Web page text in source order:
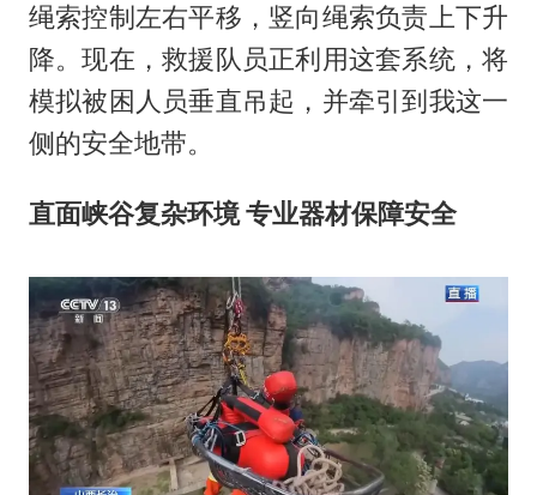
绳索控制左右平移，竖向绳索负责上下升
降。现在，救援队员正利用这套系统，将
模拟被困人员垂直吊起，并牵引到我这一
侧的安全地带。
直面峡谷复杂环境 专业器材保障安全